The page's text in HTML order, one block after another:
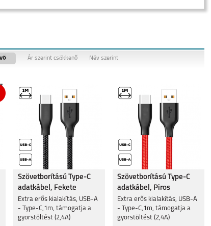
Ár szerint csökkenő Név szerint
Szövetborítású Type-C
adatkábel, Fekete
Extra erős kialakítás, USB-A
- Type-C,1m, támogatja a
gyorstöltést (2,4A)
Szövetborítású Type-C
adatkábel, Piros
Extra erős kialakítás, USB-A
- Type-C,1m, támogatja a
gyorstöltést (2,4A)